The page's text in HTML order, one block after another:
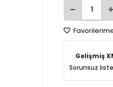
Gelişmiş
Sorunsuz